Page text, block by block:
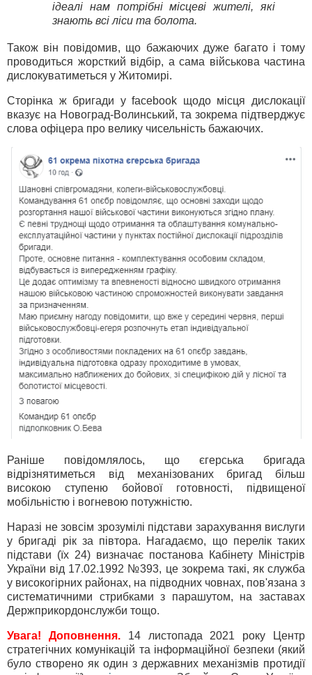
ідеалі нам потрібні місцеві жителі, які
знають всі ліси та болота.
Також він повідомив, що бажаючих дуже багато і тому
проводиться жорсткий відбір, а сама військова частина
дислокуватиметься у Житомирі.
Сторінка ж бригади у facebook щодо місця дислокації
вказує на Новоград-Волинський, та зокрема підтверджує
слова офіцера про велику чисельність бажаючих.
Раніше повідомлялось, що єгерська бригада
відрізнятиметься від механізованих бригад більш
високою ступеню бойової готовності, підвищеної
мобільністю і вогневою потужністю.
Наразі не зовсім зрозумілі підстави зарахування вислуги
у бригаді рік за півтора. Нагадаємо, що перелік таких
підстави (їх 24) визначає постанова Кабінету Міністрів
України від 17.02.1992 №393, це зокрема такі, як служба
у високогірних районах, на підводних човнах, пов'язана з
систематичними стрибками з парашутом, на заставах
Держприкордонслужби тощо.
Увага! Доповнення.14 листопада 2021 року Центр
стратегічних комунікацій та інформаційної безпеки (який
було створено як один з державних механізмів протидії